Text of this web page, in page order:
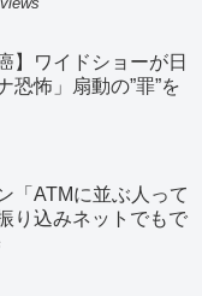
】ワイドショーが日
恐怖」扇動の”罪”を
「ATMに並ぶ人って
り込みネットでもで